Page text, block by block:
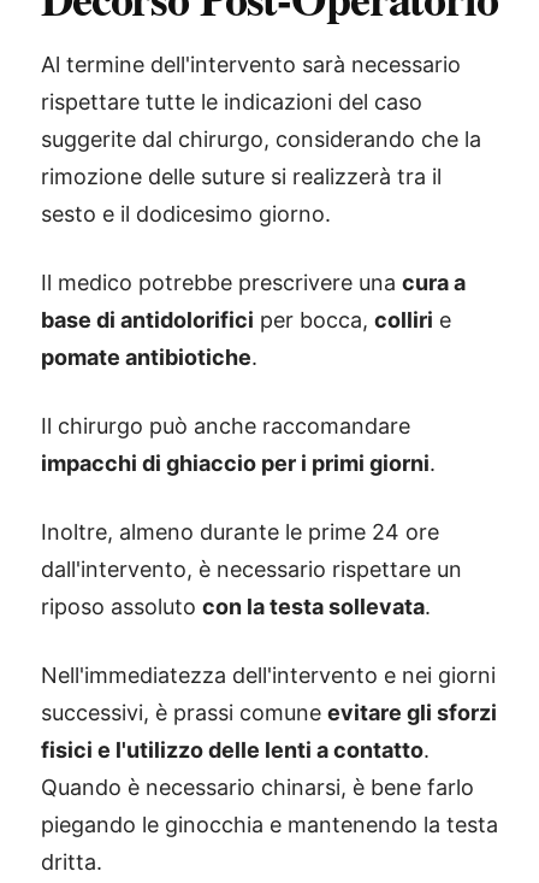
Al termine dell'intervento sarà necessario
rispettare tutte le indicazioni del caso
suggerite dal chirurgo, considerando che la
rimozione delle suture si realizzerà tra il
sesto e il dodicesimo giorno.
Il medico potrebbe prescrivere una cura a
base di antidolorifici per bocca, colliri e
pomate antibiotiche.
Il chirurgo può anche raccomandare
impacchi di ghiaccio per i primi giorni.
Inoltre, almeno durante le prime 24 ore
dall'intervento, è necessario rispettare un
riposo assoluto con la testa sollevata.
Nell'immediatezza dell'intervento e nei giorni
successivi, è prassi comune evitare gli sforzi
fisici e l'utilizzo delle lenti a contatto.
Quando è necessario chinarsi, è bene farlo
piegando le ginocchia e mantenendo la testa
dritta.